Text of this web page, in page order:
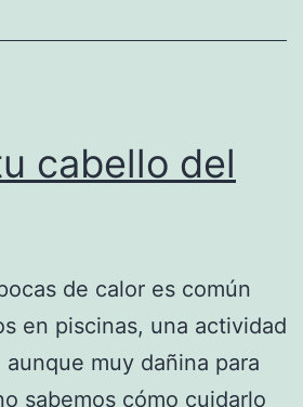
cabello del
de calor es común
en piscinas, una actividad
muy dañina para
sabemos cómo cuidarlo